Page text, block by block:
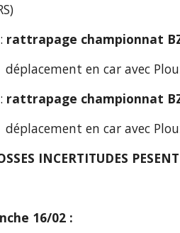
rattrapage championnat
déplacement en car
: rattrapage championnat
déplacement en car
INCERTITUDES
16/02 :